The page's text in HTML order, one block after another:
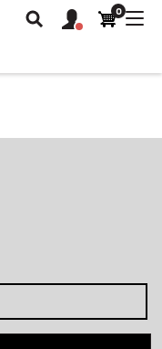
Keresés
Felhasználói
fiók
0